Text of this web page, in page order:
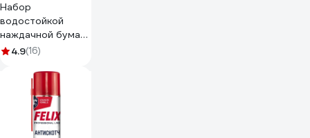
Набор
водостойкой
наждачной бумаги
140x115мм Gigant
4.9(16)